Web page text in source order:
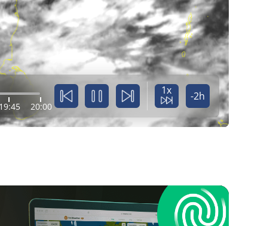
19:45 20:00
1x -2h